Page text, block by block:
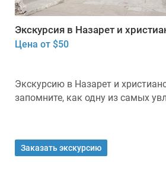
Экскурсия в Назарет и
Цена от $50
Экскурсию в Назарет и
запомните, как одну из самых
Заказать экскурсию